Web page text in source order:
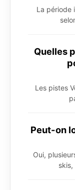
La période
Quelles
Les pistes
Peut-on
Oui,